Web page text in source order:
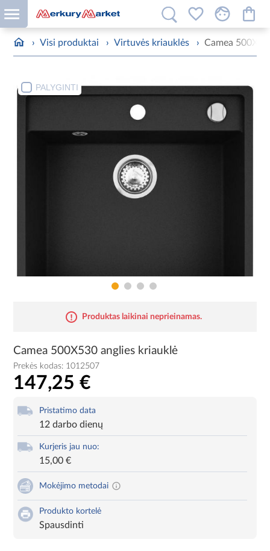
› Visi produktai › Virtuvės kriauklės › Camea
PALYGINTI
Produktas laikinai neprieinamas.
Camea 500X530 anglies kriauklė
Prekės kodas: 1012507
147,25 €
Pristatimo data
12 darbo dienų
Kurjeris jau nuo:
15,00 €
Mokėjimo metodai
Produkto kortelė
Spausdinti